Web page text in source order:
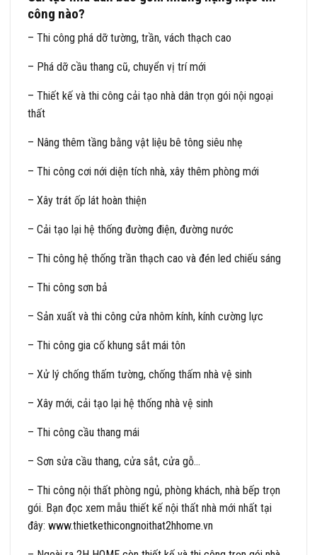
công nào?
– Thi công phá dỡ tường, trần, vách thạch cao
– Phá dỡ cầu thang cũ, chuyển vị trí mới
– Thiết kế và thi công cải tạo nhà dân trọn gói nội ngoại
thất
– Nâng thêm tầng bằng vật liệu bê tông siêu nhẹ
– Thi công cơi nới diện tích nhà, xây thêm phòng mới
– Xây trát ốp lát hoàn thiện
– Cải tạo lại hệ thống đường điện, đường nước
– Thi công hệ thống trần thạch cao và đén led chiếu sáng
– Thi công sơn bả
– Sản xuất và thi công cửa nhôm kính, kính cường lực
– Thi công gia cố khung sắt mái tôn
– Xử lý chống thấm tường, chống thấm nhà vệ sinh
– Xây mới, cải tạo lại hệ thống nhà vệ sinh
– Thi công cầu thang mái
– Sơn sửa cầu thang, cửa sắt, cửa gỗ…
– Thi công nội thất phòng ngủ, phòng khách, nhà bếp trọn
gói. Bạn đọc xem mẫu thiết kế nội thất nhà mới nhất tại
đây: www.thietkethicongnoithat2hhome.vn